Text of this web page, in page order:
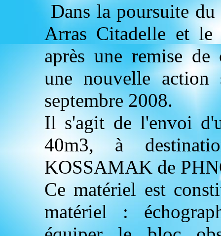
Dans la poursuite
Arras Citadelle et le
après une remise de
une nouvelle action
septembre 2008.
Il s'agit de l'envoi
40m3, à
KOSSAMAK de
Ce matériel est
matériel :